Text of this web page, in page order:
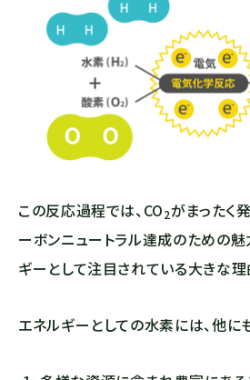
この反応過程では、CO2がまったく
ーボンニュートラル達成のための
ギーとして注目されている大きな理
エネルギーとしての水素には、他に